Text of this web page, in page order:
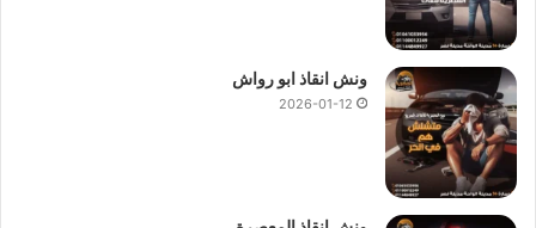
ونش انقاذ ابو رواش
2026-01-12